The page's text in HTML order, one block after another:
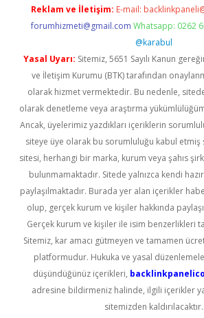
Reklam ve İletişim: E-mail:
forumhizmeti@gmail.com Whatsapp: 0262
@karabul
Yasal Uyarı: Sitemiz, 5651 Sayılı Kanun
ve İletişim Kurumu (BTK) tarafından
olarak hizmet vermektedir. Bu nedenle,
olarak denetleme veya araştırma
Ancak, üyelerimiz yazdıkları içeriklerin
siteye üye olarak bu sorumluluğu kabul etmiş
sitesi, herhangi bir marka, kurum veya şahıs
bulunmamaktadır. Sitede yalnızca kendi
paylaşılmaktadır. Burada yer alan içerikler
olup, gerçek kurum ve kişiler hakkında
Gerçek kurum ve kişiler ile isim benzerlikleri
Sitemiz, kar amacı gütmeyen ve tamamen
platformudur. Hukuka ve yasal
düşündüğünüz içerikleri,
adresine bildirmeniz halinde, ilgili içerikler
sitemizden kaldırılacaktır.